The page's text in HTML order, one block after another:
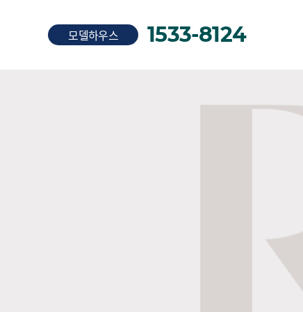
모델하우스 1533-8124